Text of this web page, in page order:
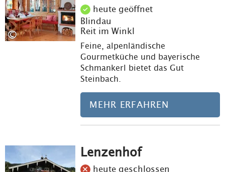
©
heute geöffnet
Blindau
Reit im Winkl
Feine, alpenländische
Gourmetküche und bayerische
Schmankerl bietet das Gut
Steinbach.
MEHR ERFAHREN
Lenzenhof
heute geschlossen